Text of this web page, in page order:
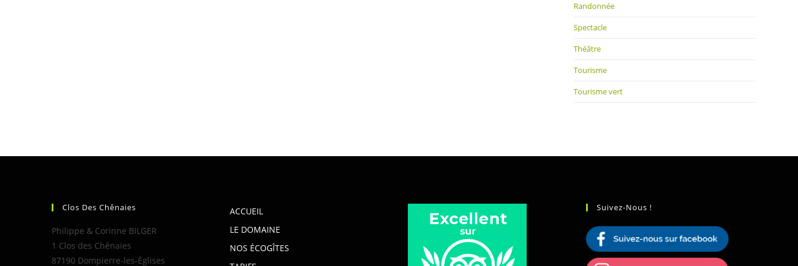
Randonnée
Spectacle
Théâtre
Tourisme
Tourisme vert
Clos Des Chênaies
Philippe & Corinne BILGER
1 Clos des Chênaies
87190 Dompierre-les-Églises
ACCUEIL
LE DOMAINE
NOS ÉCOGÎTES
Suivez-Nous !